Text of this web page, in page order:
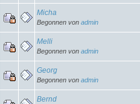
Micha
Begonnen von admin
Melli
Begonnen von admin
Georg
Begonnen von admin
Bernd